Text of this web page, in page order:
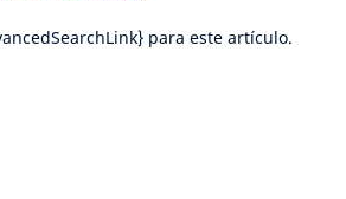
para este artículo.